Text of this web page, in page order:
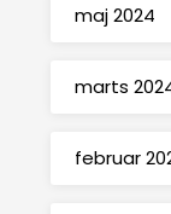
maj 2024
marts
februar